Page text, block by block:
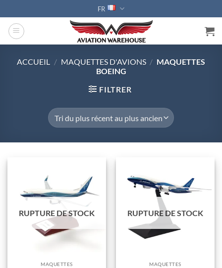
au
contenu
FR
ACCUEIL / MAQUETTES D'AVIONS / MAQUETTES
BOEING
FILTRER
RUPTURE DE STOCK
MAQUETTES
RUPTURE DE STOCK
MAQUETTES